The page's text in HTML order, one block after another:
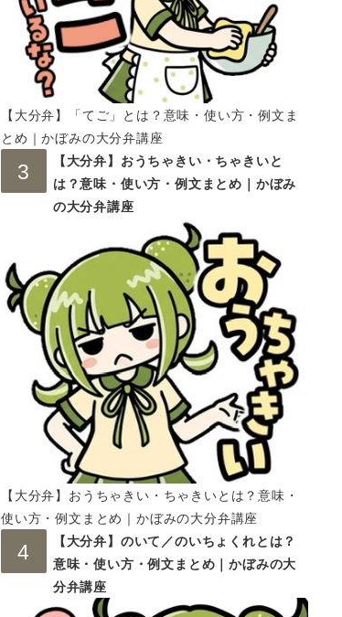
【大分弁】「てご」とは？意味・使い方・例文ま
とめ｜かぼみの大分弁講座
【大分弁】おうちゃきい・ちゃきいと
は？意味・使い方・例文まとめ｜かぼみ
の大分弁講座
【大分弁】おうちゃきい・ちゃきいとは？意味・
使い方・例文まとめ｜かぼみの大分弁講座
【大分弁】のいて／のいちょくれとは？
意味・使い方・例文まとめ｜かぼみの大
分弁講座